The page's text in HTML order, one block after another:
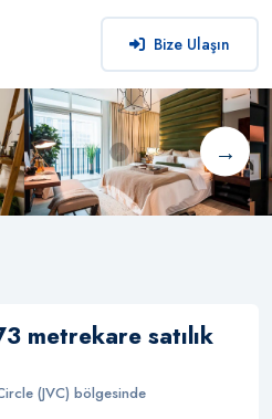
Bize Ulaşın
metrekare satılık
(JVC) bölgesinde